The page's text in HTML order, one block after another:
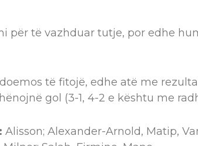
për të vazhduar tutje, por edhe
të fitojë, edhe atë me
gol (3-1, 4-2 e kështu me
Alisson; Alexander-Arnold, Matip,